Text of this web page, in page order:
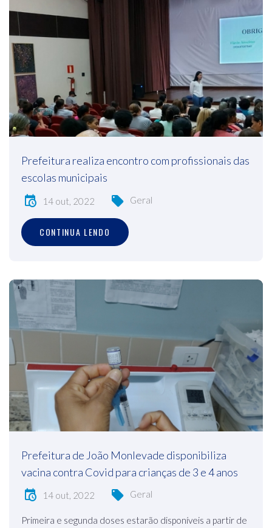
Prefeitura realiza encontro com profissionais das
escolas municipais
14 out, 2022 Geral
CONTINUA LENDO
Prefeitura de João Monlevade disponibiliza
vacina contra Covid para crianças de 3 e 4 anos
14 out, 2022 Geral
Primeira e segunda doses estarão disponíveis a partir de